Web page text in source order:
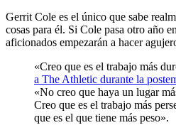
Gerrit Cole es el único que sabe
cosas para él. Si Cole pasa otro año
aficionados empezarán a hacer
«Creo que es el trabajo más
a The Athletic durante la
«No creo que haya un lugar
Creo que es el trabajo más
que es el que tiene más peso».